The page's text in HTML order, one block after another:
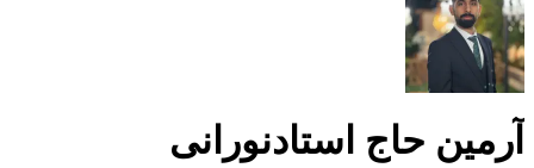
آرمین حاج استادنورانی